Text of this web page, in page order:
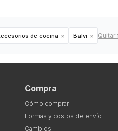
de cocina Balvi Quitar
Compra
Cómo comprar
Formas y costos de envío
Cambios